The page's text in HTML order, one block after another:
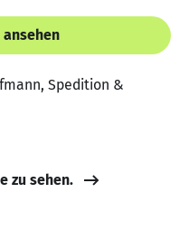
ansehen
Spedition &
zu sehen.